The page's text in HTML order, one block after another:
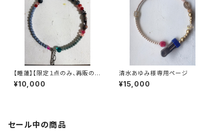
【睡蓮】【限定１点のみ、再販の予
定はありません】ヴィンテージパ
ーツで作った丸型3wayネック
¥10,000
清水あゆみ様専用ページ
¥15,000
セール中の商品